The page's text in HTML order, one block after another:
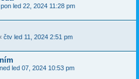
pon led 22, 2024 11:28 pm
čtv led 11, 2024 2:51 pm
ned led 07, 2024 10:53 pm